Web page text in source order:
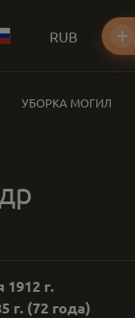
RUB
УБОРКА МОГИЛ
1912 г.
г. (72 года)